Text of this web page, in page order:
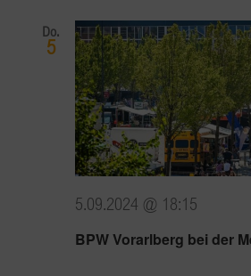
Do.
5
BPW Vorarlberg bei der
5.09.2024 @ 18:15